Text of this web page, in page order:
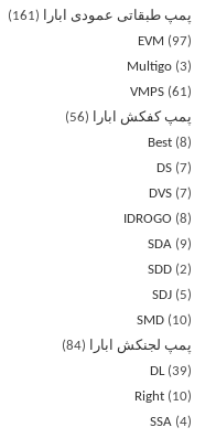
پمپ طبقاتی عمودی ابارا
161
EVM
97
Multigo 3
VMPS 61
پمپ کفکش ابارا
56
Best 8
DS 7
DVS 7
IDROGO
8
SDA
9
SDD 2
SDJ
5
SMD
10
پمپ لجنکش ابارا
84
DL 39
Right
10
SSA 4